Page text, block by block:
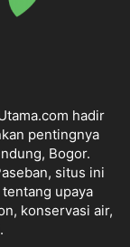
hadir
pentingnya
Bogor.
situs ini
upaya
konservasi air,